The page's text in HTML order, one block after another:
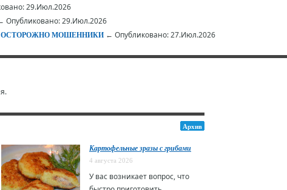
29.Июл.2026
Опубликовано: 29.Июл.2026
- ОСТОРОЖНО МОШЕННИКИ ← Опубликовано: 27.Июл.2026
Архив
Картофельные зразы с грибами
4 августа 2026
У вас возникает вопрос, что